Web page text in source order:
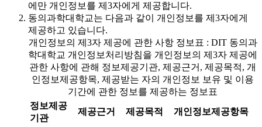
에만 개인정보를 제3자에게 제공합니다.
동의과학대학교는 다음과 같이 개인정보를 제3자에게
제공하고 있습니다.
개인정보의 제3자 제공에 관한 사항 정보표 : DIT 동의과
학대학교 개인정보처리방침을 개인정보의 제3자 제공에
관한 사항에 관해 정보제공기관, 제공근거, 제공목적, 개
인정보제공항목, 제공받는 자의 개인정보 보유 및 이용
기간에 관한 정보를 제공하는 정보표
정보제공
기관
제공근거 제공목적 개인정보제공항목